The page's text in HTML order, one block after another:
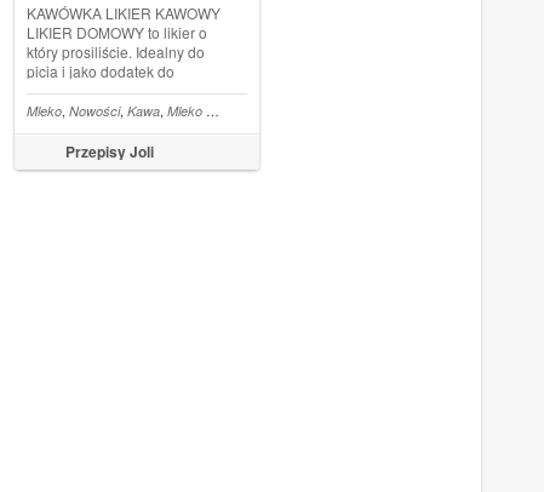
Rozczyn,Rozczyn drożdżowy
Spirytus,Likiery
KAWÓWKA LIKIER KAWOWY
LIKIER DOMOWY to likier o
który prosiliście. Idealny do
picia i jako dodatek do
wypieków. Oczywiście przepis
jedynie dla dorosłych!
Polecam i zapraszam do
udostępniania
Przepisy Joli
Mleko, Nowości, Kawa, Mleko skondensowane